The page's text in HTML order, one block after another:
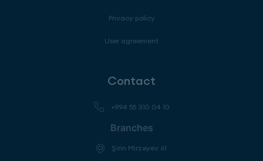
Privacy policy
User agreement
Contact
+994 55 310 04 10
Branches
Şirin Mirzəyev 61